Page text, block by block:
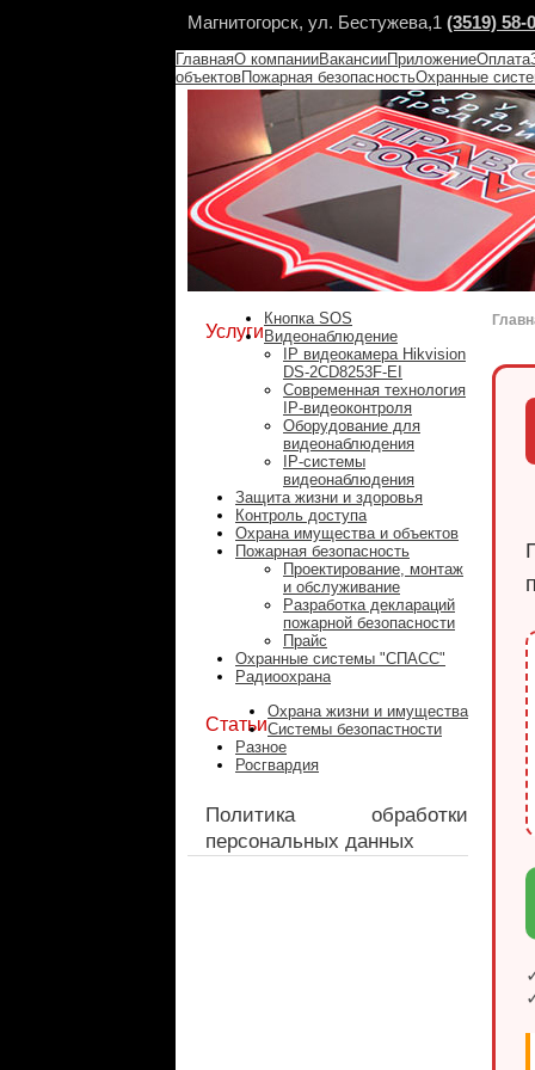
Магнитогорск, ул. Бестужева,1 (3519) 58-
ГлавнаяО компанииВакансииПриложениеОплата
объектовПожарная безопасностьОхранные
Услуги
Кнопка SOS
Видеонаблюдение
IP видеокамера Hikvision
DS-2CD8253F-EI
Современная технология
IP-видеоконтроля
Оборудование для
видеонаблюдения
IP-системы
видеонаблюдения
Защита жизни и здоровья
Контроль доступа
Охрана имущества и объектов
Пожарная безопасность
Проектирование, монтаж
и обслуживание
Разработка деклараций
пожарной безопасности
Прайс
Охранные системы "СПАСС"
Радиоохрана
Статьи
Охрана жизни и имущества
Системы безопастности
Разное
Росгвардия
Политика обработки
персональных данных